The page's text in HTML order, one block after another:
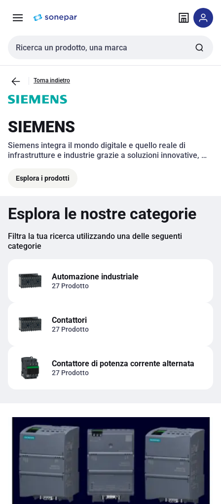
navigazione alla
Cerca input
Torna indietro
SIEMENS
Siemens integra il mondo digitale e quello reale di
infrastrutture e industrie grazie a soluzioni innovative,
Esplora i prodotti
Esplora le nostre categorie
Filtra la tua ricerca utilizzando una delle seguenti
categorie
Automazione industriale
27 Prodotto
Contattori
27 Prodotto
Contattore di potenza corrente alternata
27 Prodotto